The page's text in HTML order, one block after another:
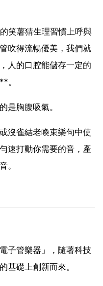
笑薯猜生理習慣上呼與
吹得流暢優美，我們就
人的口腔能儲存一定的
。
是胸腹吸氣。
沒雀結老喚束樂句中使
速打動你需要的音，產
。
子管樂器」，隨著科技
基礎上創新而來。